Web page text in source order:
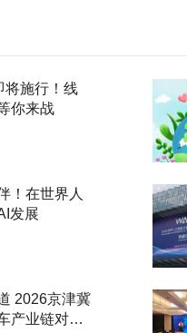
将施行！线
你来战
！在世界人
发展
2026京津冀
产业链对接